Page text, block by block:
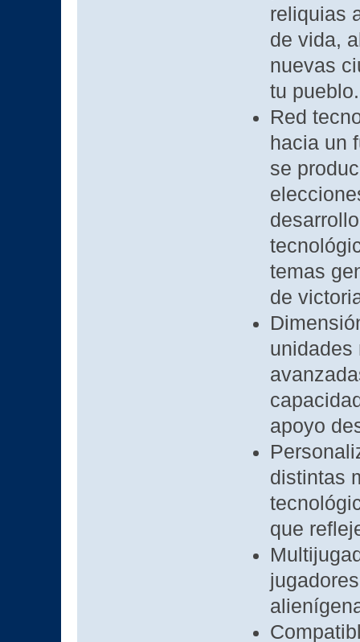
reliquias
de vida,
nuevas
tu pueblo.
Red
hacia un
se
temas
de
unidades
apoyo
distintas
que